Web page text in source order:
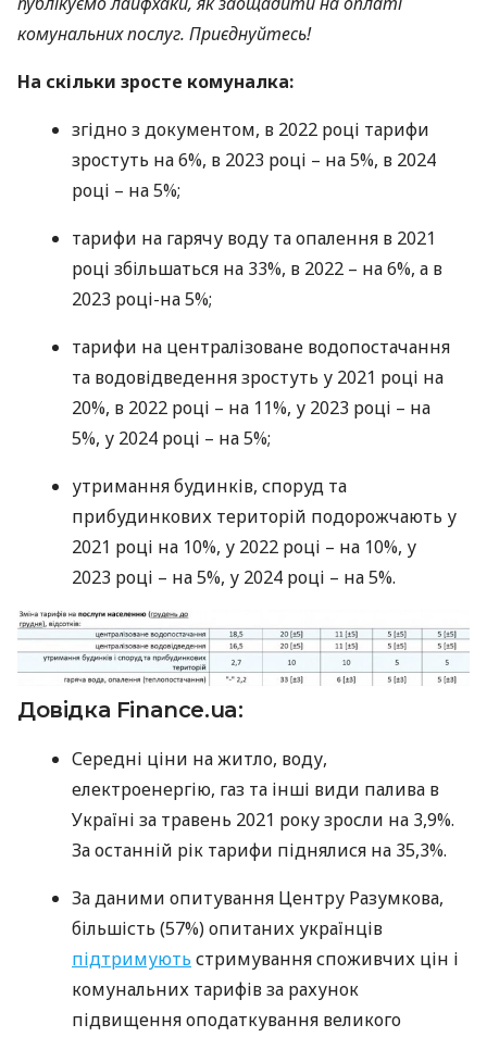
комунальних послуг. Приєднуйтесь!
На скільки зросте комуналка:
згідно з документом, в 2022 році тарифи
зростуть на 6%, в 2023 році – на 5%, в 2024
році – на 5%;
тарифи на гарячу воду та опалення в 2021
році збільшаться на 33%, в 2022 – на 6%, а в
2023 році-на 5%;
тарифи на централізоване водопостачання
та водовідведення зростуть у 2021 році на
20%, в 2022 році – на 11%, у 2023 році – на
5%, у 2024 році – на 5%;
утримання будинків, споруд та
прибудинкових територій подорожчають у
2021 році на 10%, у 2022 році – на 10%, у
2023 році – на 5%, у 2024 році – на 5%.
Довідка Finance.ua:
Середні ціни на житло, воду,
електроенергію, газ та інші види палива в
Україні за травень 2021 року зросли на 3,9%.
За останній рік тарифи піднялися на 35,3%.
За даними опитування Центру Разумкова,
більшість (57%) опитаних українців
підтримують стримування споживчих цін і
комунальних тарифів за рахунок
підвищення оподаткування великого